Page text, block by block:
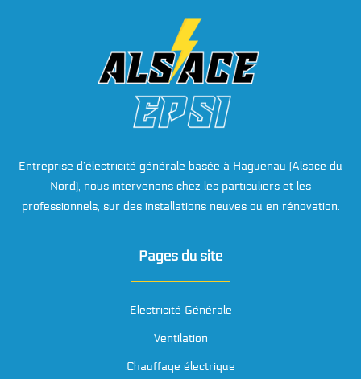
Entreprise d’électricité générale basée à Haguenau (Alsace du
Nord), nous intervenons chez les particuliers et les
professionnels, sur des installations neuves ou en rénovation.
Pages du site
Electricité Générale
Ventilation
Chauffage électrique